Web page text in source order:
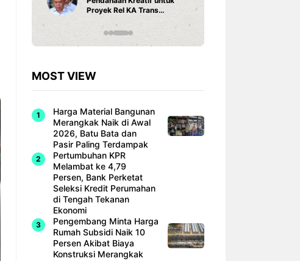
Proyek Rel KA Trans
MOST VIEW
Harga Material Bangunan
Merangkak Naik di Awal
2026, Batu Bata dan
Pasir Paling Terdampak
Pertumbuhan KPR
Melambat ke 4,79
Persen, Bank Perketat
Seleksi Kredit Perumahan
di Tengah Tekanan
Ekonomi
Pengembang Minta Harga
Rumah Subsidi Naik 10
Persen Akibat Biaya
Konstruksi Merangkak